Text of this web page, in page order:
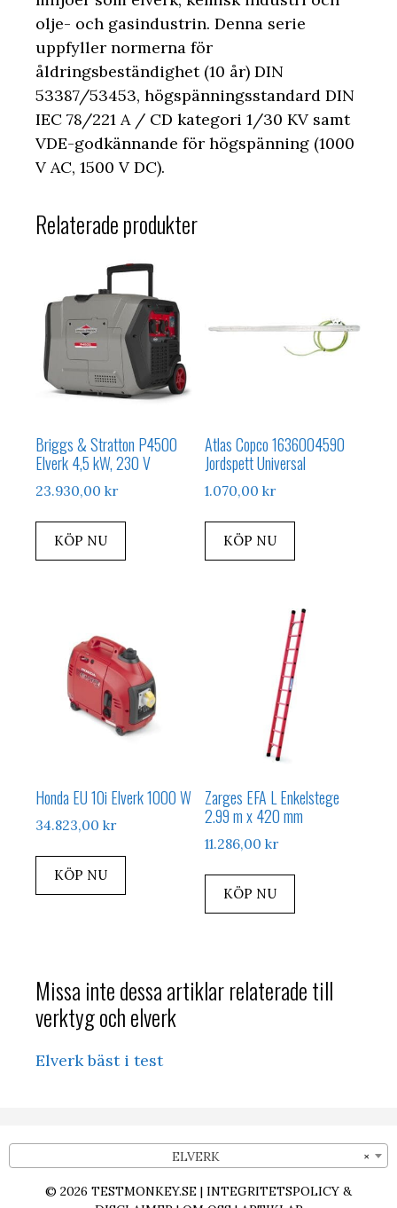
olje- och gasindustrin. Denna serie
uppfyller normerna för
åldringsbeständighet (10 år) DIN
53387/53453, högspänningsstandard DIN
IEC 78/221 A / CD kategori 1/30 KV samt
VDE-godkännande för högspänning (1000
V AC, 1500 V DC).
Relaterade produkter
Briggs & Stratton P4500
Elverk 4,5 kW, 230 V
23.930,00 kr
KÖP NU
Atlas Copco 1636004590
Jordspett Universal
1.070,00kr
KÖP NU
Honda EU 10i Elverk 1000 W
34.823,00 kr
KÖP NU
Zarges EFA L Enkelstege
2.99 m x 420 mm
11.286,00kr
KÖP NU
Missa inte dessa artiklar relaterade till
verktyg och elverk
Elverk bäst i test
×
ELVERK
© 2026 TESTMONKEY.SE | INTEGRITETSPOLICY &